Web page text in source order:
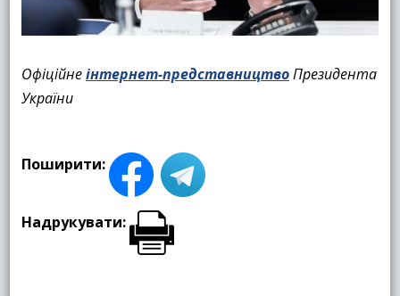
Офіційнеінтернет-представництвоПрезидента
України
Поширити:
Надрукувати: